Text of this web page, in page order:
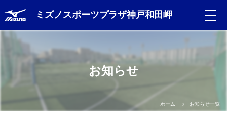
ミズノスポーツプラザ神戸和田岬
Language
日本語
お知らせ
ホーム お知らせ一覧